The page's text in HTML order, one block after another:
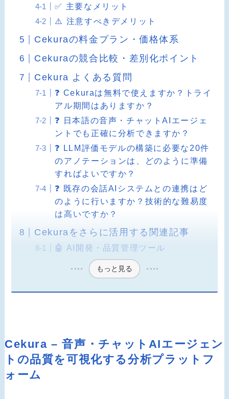
✅ 主要なメリット
⚠️ 注意すべきデメリット
Cekuraの料金プラン・価格体系
Cekuraの競合比較・差別化ポイント
Cekura よくある質問
❓ Cekuraは無料で使えますか？トライ
アル期間はありますか？
❓ 日本語の音声・チャットAIエージェ
ントでも正確に分析できますか？
❓ LLM評価モデルの構築に必要な20件
のアノテーションは、どのように準備
すればよいですか？
❓ 既存の会話AIシステムとの連携はど
のように行いますか？技術的な難易度
は高いですか？
Cekuraをさらに活用する関連記事
🤖 AI開発・品質管理ツール
もっと見る
Cekura – 音声・チャットAIエージェン
トの品質を可視化する分析プラットフ
ォーム